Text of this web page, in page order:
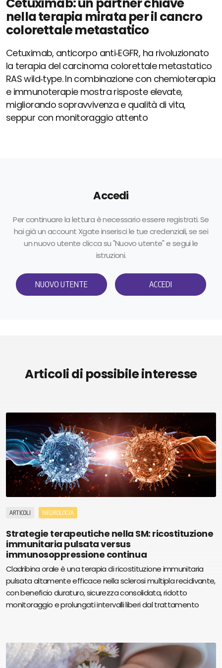
nella terapia mirata per il cancro
colorettale metastatico
Cetuximab, anticorpo anti‑EGFR, ha rivoluzionato
la terapia del carcinoma colorettale metastatico
RAS wild‑type. In combinazione con chemioterapia
e immunoterapie mostra risposte elevate,
migliorando sopravvivenza e qualità di vita,
seppur con monitoraggio attento
Accedi
Per continuare la lettura è necessario essere registrati. Se
hai già un account Xgate inserisci le tue credenziali, se sei
un nuovo utente clicca su "Nuovo utente" e segui le
istruzioni.
NUOVO UTENTE ACCEDI
Articoli di possibile interesse
ARTICOLI NEUROLOGIA
Strategie terapeutiche nella SM: ricostituzione
immunitaria pulsata versus
immunosoppressione continua
Cladribina orale è una terapia di ricostituzione immunitaria
pulsata altamente efficace nella sclerosi multipla recidivante,
con beneficio duraturo, sicurezza consolidata, ridotto
monitoraggio e prolungati intervalli liberi dal trattamento